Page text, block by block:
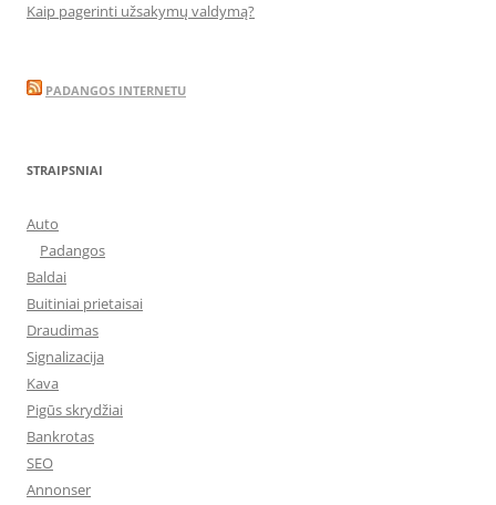
Kaip pagerinti užsakymų valdymą?
PADANGOS INTERNETU
STRAIPSNIAI
Auto
Padangos
Baldai
Buitiniai prietaisai
Draudimas
Signalizacija
Kava
Pigūs skrydžiai
Bankrotas
SEO
Annonser